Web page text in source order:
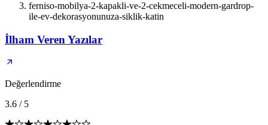
ferniso-mobilya-2-kapakli-ve-2-cekmeceli-modern-gardrop-
ile-ev-dekorasyonunuza-siklik-katin
İlham Veren Yazılar
Değerlendirme
3.6 / 5